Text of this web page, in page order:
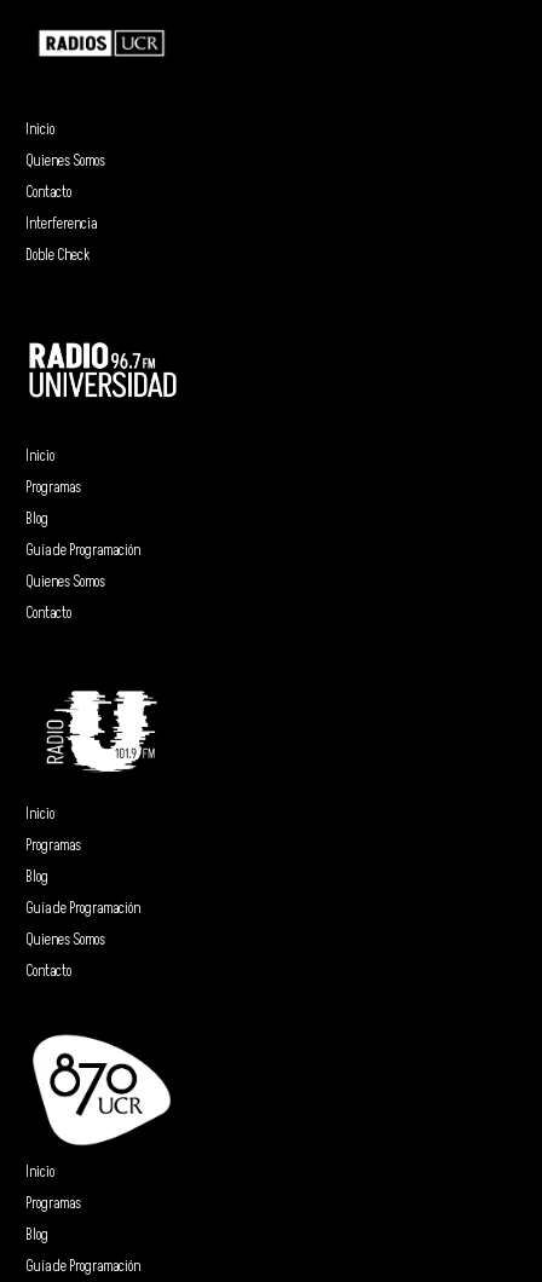
Inicio
Quienes Somos
Contacto
Interferencia
Doble Check
Inicio
Programas
Blog
Guía de Programación
Quienes Somos
Contacto
Inicio
Programas
Blog
Guía de Programación
Quienes Somos
Contacto
Inicio
Programas
Blog
Guía de Programación